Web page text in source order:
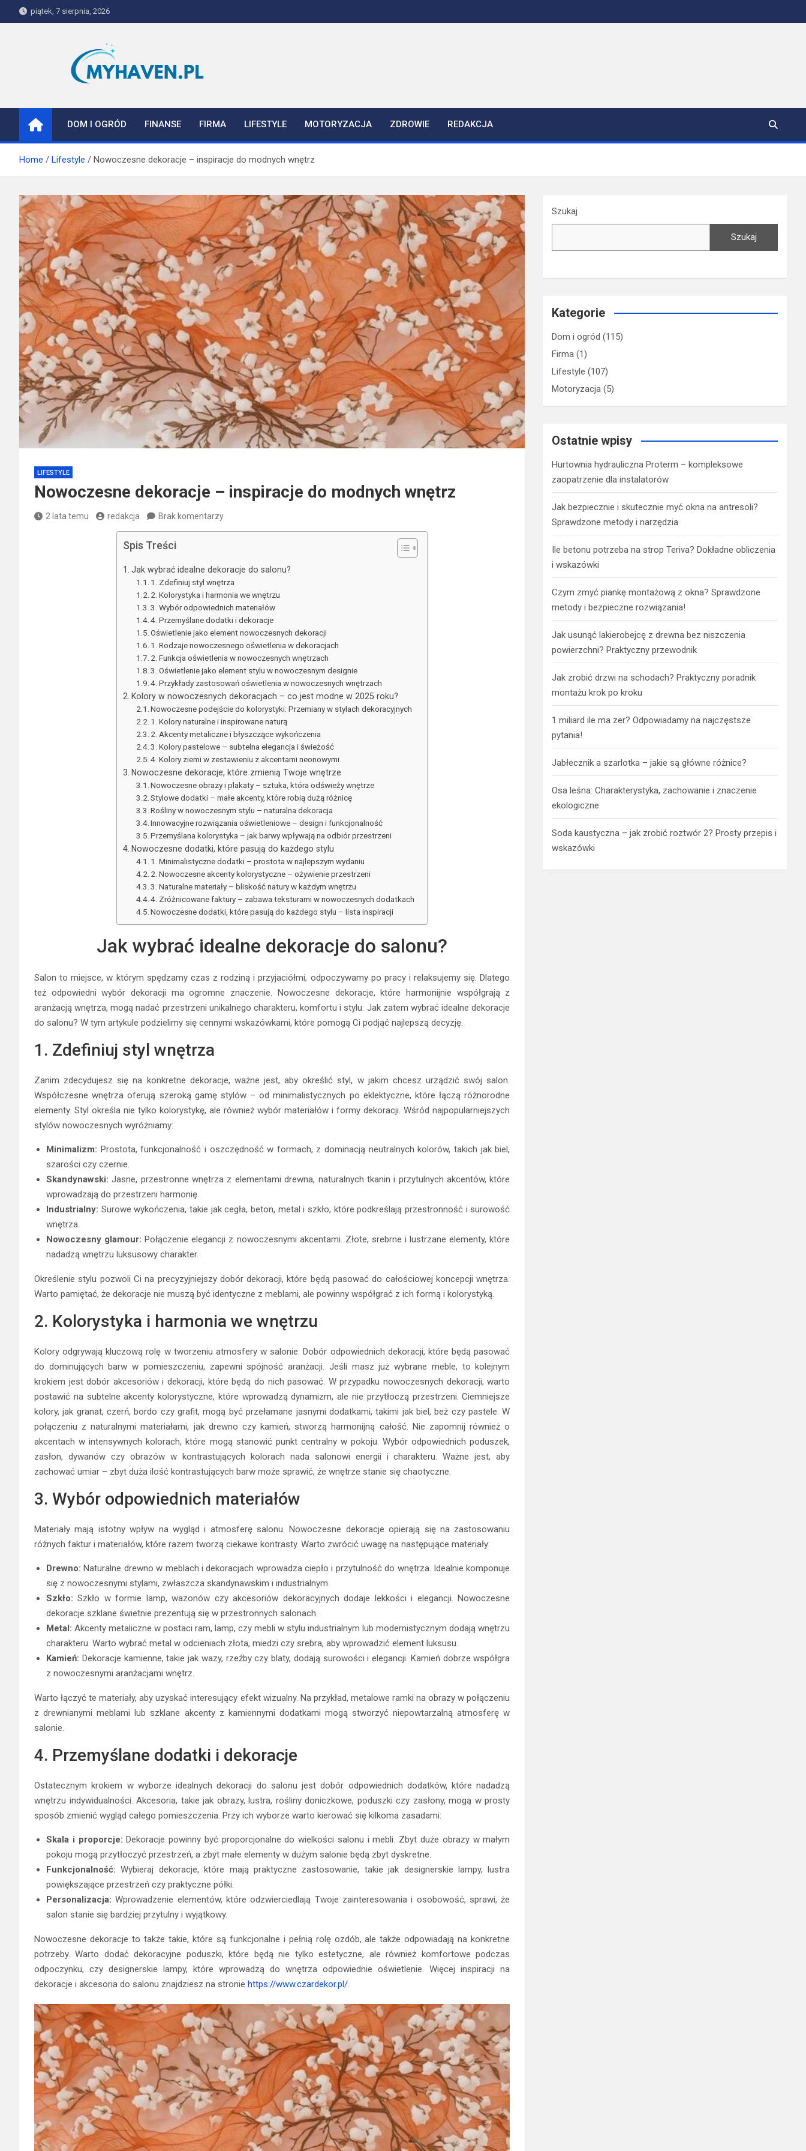
to
piątek, 7 sierpnia, 2026
Myhaven
DOM I OGRÓD FINANSE FIRMA LIFESTYLE MOTORYZACJA ZDROWIE REDAKCJA
Home Lifestyle Nowoczesne dekoracje – inspiracje do modnych wnętrz
LIFESTYLE
Nowoczesne dekoracje – inspiracje do modnych wnętrz
2 lata temu redakcja Brak komentarzy
Spis Treści
Jak wybrać idealne dekoracje do salonu?
1. Zdefiniuj styl wnętrza
2. Kolorystyka i harmonia we wnętrzu
3. Wybór odpowiednich materiałów
4. Przemyślane dodatki i dekoracje
Oświetlenie jako element nowoczesnych dekoracji
1. Rodzaje nowoczesnego oświetlenia w dekoracjach
2. Funkcja oświetlenia w nowoczesnych wnętrzach
3. Oświetlenie jako element stylu w nowoczesnym designie
4. Przykłady zastosowań oświetlenia w nowoczesnych wnętrzach
Kolory w nowoczesnych dekoracjach – co jest modne w 2025 roku?
Nowoczesne podejście do kolorystyki: Przemiany w stylach dekoracyjnych
1. Kolory naturalne i inspirowane naturą
2. Akcenty metaliczne i błyszczące wykończenia
3. Kolory pastelowe – subtelna elegancja i świeżość
4. Kolory ziemi w zestawieniu z akcentami neonowymi
Nowoczesne dekoracje, które zmienią Twoje wnętrze
Nowoczesne obrazy i plakaty – sztuka, która odświeży wnętrze
Stylowe dodatki – małe akcenty, które robią dużą różnicę
Rośliny w nowoczesnym stylu – naturalna dekoracja
Innowacyjne rozwiązania oświetleniowe – design i funkcjonalność
Przemyślana kolorystyka – jak barwy wpływają na odbiór przestrzeni
Nowoczesne dodatki, które pasują do każdego stylu
1. Minimalistyczne dodatki – prostota w najlepszym wydaniu
2. Nowoczesne akcenty kolorystyczne – ożywienie przestrzeni
3. Naturalne materiały – bliskość natury w każdym wnętrzu
4. Zróżnicowane faktury – zabawa teksturami w nowoczesnych dodatkach
Nowoczesne dodatki, które pasują do każdego stylu – lista inspiracji
Jak wybrać idealne dekoracje do salonu?
Salon to miejsce, w którym spędzamy czas z rodziną i przyjaciółmi, odpoczywamy po pracy i relaksujemy się. Dlatego
też odpowiedni wybór dekoracji ma ogromne znaczenie. Nowoczesne dekoracje, które harmonijnie współgrają z
aranżacją wnętrza, mogą nadać przestrzeni unikalnego charakteru, komfortu i stylu. Jak zatem wybrać idealne dekoracje
do salonu? W tym artykule podzielimy się cennymi wskazówkami, które pomogą Ci podjąć najlepszą decyzję.
1. Zdefiniuj styl wnętrza
Zanim zdecydujesz się na konkretne dekoracje, ważne jest, aby określić styl, w jakim chcesz urządzić swój salon.
Współczesne wnętrza oferują szeroką gamę stylów – od minimalistycznych po eklektyczne, które łączą różnorodne
elementy. Styl określa nie tylko kolorystykę, ale również wybór materiałów i formy dekoracji. Wśród najpopularniejszych
stylów nowoczesnych wyróżniamy:
Minimalizm: Prostota, funkcjonalność i oszczędność w formach, z dominacją neutralnych kolorów, takich jak biel,
szarości czy czernie.
Skandynawski: Jasne, przestronne wnętrza z elementami drewna, naturalnych tkanin i przytulnych akcentów, które
wprowadzają do przestrzeni harmonię.
Industrialny: Surowe wykończenia, takie jak cegła, beton, metal i szkło, które podkreślają przestronność i surowość
wnętrza.
Nowoczesny glamour: Połączenie elegancji z nowoczesnymi akcentami. Złote, srebrne i lustrzane elementy, które
nadadzą wnętrzu luksusowy charakter.
Określenie stylu pozwoli Ci na precyzyjniejszy dobór dekoracji, które będą pasować do całościowej koncepcji wnętrza.
Warto pamiętać, że dekoracje nie muszą być identyczne z meblami, ale powinny współgrać z ich formą i kolorystyką.
2. Kolorystyka i harmonia we wnętrzu
Kolory odgrywają kluczową rolę w tworzeniu atmosfery w salonie. Dobór odpowiednich dekoracji, które będą pasować
do dominujących barw w pomieszczeniu, zapewni spójność aranżacji. Jeśli masz już wybrane meble, to kolejnym
krokiem jest dobór akcesoriów i dekoracji, które będą do nich pasować. W przypadku nowoczesnych dekoracji, warto
postawić na subtelne akcenty kolorystyczne, które wprowadzą dynamizm, ale nie przytłoczą przestrzeni. Ciemniejsze
kolory, jak granat, czerń, bordo czy grafit, mogą być przełamane jasnymi dodatkami, takimi jak biel, beż czy pastele. W
połączeniu z naturalnymi materiałami, jak drewno czy kamień, stworzą harmonijną całość. Nie zapomnij również o
akcentach w intensywnych kolorach, które mogą stanowić punkt centralny w pokoju. Wybór odpowiednich poduszek,
zasłon, dywanów czy obrazów w kontrastujących kolorach nada salonowi energii i charakteru. Ważne jest, aby
zachować umiar – zbyt duża ilość kontrastujących barw może sprawić, że wnętrze stanie się chaotyczne.
3. Wybór odpowiednich materiałów
Materiały mają istotny wpływ na wygląd i atmosferę salonu. Nowoczesne dekoracje opierają się na zastosowaniu
różnych faktur i materiałów, które razem tworzą ciekawe kontrasty. Warto zwrócić uwagę na następujące materiały:
Drewno: Naturalne drewno w meblach i dekoracjach wprowadza ciepło i przytulność do wnętrza. Idealnie komponuje
się z nowoczesnymi stylami, zwłaszcza skandynawskim i industrialnym.
Szkło: Szkło w formie lamp, wazonów czy akcesoriów dekoracyjnych dodaje lekkości i elegancji. Nowoczesne
dekoracje szklane świetnie prezentują się w przestronnych salonach.
Metal: Akcenty metaliczne w postaci ram, lamp, czy mebli w stylu industrialnym lub modernistycznym dodają wnętrzu
charakteru. Warto wybrać metal w odcieniach złota, miedzi czy srebra, aby wprowadzić element luksusu.
Kamień: Dekoracje kamienne, takie jak wazy, rzeźby czy blaty, dodają surowości i elegancji. Kamień dobrze współgra
z nowoczesnymi aranżacjami wnętrz.
Warto łączyć te materiały, aby uzyskać interesujący efekt wizualny. Na przykład, metalowe ramki na obrazy w połączeniu
z drewnianymi meblami lub szklane akcenty z kamiennymi dodatkami mogą stworzyć niepowtarzalną atmosferę w
salonie.
4. Przemyślane dodatki i dekoracje
Ostatecznym krokiem w wyborze idealnych dekoracji do salonu jest dobór odpowiednich dodatków, które nadadzą
wnętrzu indywidualności. Akcesoria, takie jak obrazy, lustra, rośliny doniczkowe, poduszki czy zasłony, mogą w prosty
sposób zmienić wygląd całego pomieszczenia. Przy ich wyborze warto kierować się kilkoma zasadami:
Skala i proporcje: Dekoracje powinny być proporcjonalne do wielkości salonu i mebli. Zbyt duże obrazy w małym
pokoju mogą przytłoczyć przestrzeń, a zbyt małe elementy w dużym salonie będą zbyt dyskretne.
Funkcjonalność: Wybieraj dekoracje, które mają praktyczne zastosowanie, takie jak designerskie lampy, lustra
powiększające przestrzeń czy praktyczne półki.
Personalizacja: Wprowadzenie elementów, które odzwierciedlają Twoje zainteresowania i osobowość, sprawi, że
salon stanie się bardziej przytulny i wyjątkowy.
Nowoczesne dekoracje to także takie, które są funkcjonalne i pełnią rolę ozdób, ale także odpowiadają na konkretne
potrzeby. Warto dodać dekoracyjne poduszki, które będą nie tylko estetyczne, ale również komfortowe podczas
odpoczynku, czy designerskie lampy, które wprowadzą do wnętrza odpowiednie oświetlenie. Więcej inspiracji na
dekoracje i akcesoria do salonu znajdziesz na stronie https://www.czardekor.pl/
Szukaj
Szukaj
Kategorie
Dom i ogród (115)
Firma (1)
Lifestyle (107)
Motoryzacja (5)
Ostatnie wpisy
Hurtownia hydrauliczna Proterm – kompleksowe
zaopatrzenie dla instalatorów
Jak bezpiecznie i skutecznie myć okna na antresoli?
Sprawdzone metody i narzędzia
Ile betonu potrzeba na strop Teriva? Dokładne obliczenia
i wskazówki
Czym zmyć piankę montażową z okna? Sprawdzone
metody i bezpieczne rozwiązania!
Jak usunąć lakierobejcę z drewna bez niszczenia
powierzchni? Praktyczny przewodnik
Jak zrobić drzwi na schodach? Praktyczny poradnik
montażu krok po kroku
1 miliard ile ma zer? Odpowiadamy na najczęstsze
pytania!
Jabłecznik a szarlotka – jakie są główne różnice?
Osa leśna: Charakterystyka, zachowanie i znaczenie
ekologiczne
Soda kaustyczna – jak zrobić roztwór 2? Prosty przepis i
wskazówki